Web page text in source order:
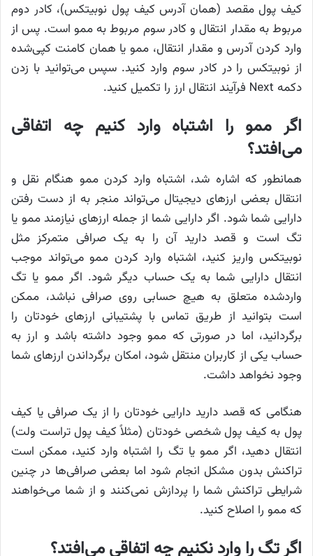
کیف پول مقصد (همان آدرس کیف پول نوبیتکس)، کادر دوم
مربوط به مقدار انتقال و کادر سوم مربوط به ممو است. پس از
وارد کردن آدرس و مقدار انتقال، ممو یا همان کامنت کپی‌شده
از نوبیتکس را در کادر سوم وارد کنید. سپس می‌توانید با زدن
دکمه Next فرآیند انتقال ارز را تکمیل کنید.
اگر ممو را اشتباه وارد کنیم چه اتفاقی
می‌افتد؟
همانطور که اشاره شد، اشتباه وارد کردن ممو هنگام نقل و
انتقال بعضی ارزهای دیجیتال می‌تواند منجر به از دست رفتن
دارایی شما شود. اگر دارایی شما از جمله ارزهای نیازمند ممو یا
تگ است و قصد دارید آن را به یک صرافی متمرکز مثل
نوبیتکس واریز کنید، اشتباه وارد کردن ممو می‌تواند موجب
انتقال دارایی شما به یک حساب دیگر شود. اگر ممو یا تگ
واردشده متعلق به هیچ حسابی روی صرافی نباشد، ممکن
است بتوانید از طریق تماس با پشتیبانی ارزهای خودتان را
برگردانید، اما در صورتی که ممو وجود داشته باشد و ارز به
حساب یکی از کاربران منتقل شود، امکان برگرداندن ارزهای شما
وجود نخواهد داشت.
هنگامی که قصد دارید دارایی خودتان را از یک صرافی یا کیف
پول به کیف پول شخصی خودتان (مثلاً کیف پول تراست ولت)
انتقال دهید، اگر ممو یا تگ را اشتباه وارد کنید، ممکن است
تراکنش بدون مشکل انجام شود اما بعضی صرافی‌ها در چنین
شرایطی تراکنش شما را پردازش نمی‌کنند و از شما می‌خواهند
که ممو را اصلاح کنید.
اگر تگ را وارد نکنیم چه اتفاقی می‌افتد؟